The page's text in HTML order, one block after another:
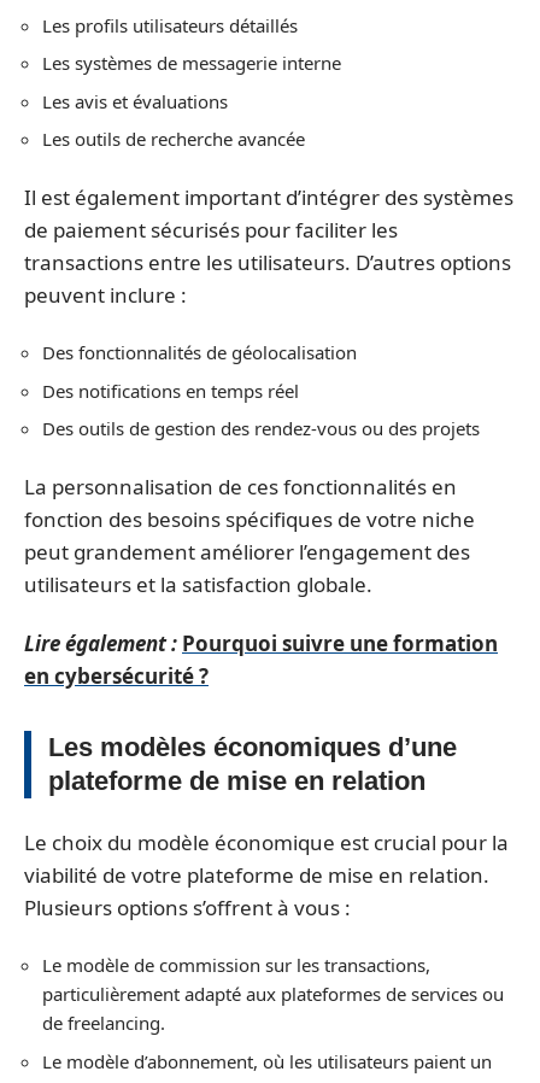
Les profils utilisateurs détaillés
Les systèmes de messagerie interne
Les avis et évaluations
Les outils de recherche avancée
Il est également important d’intégrer des systèmes
de paiement sécurisés pour faciliter les
transactions entre les utilisateurs. D’autres options
peuvent inclure :
Des fonctionnalités de géolocalisation
Des notifications en temps réel
Des outils de gestion des rendez-vous ou des projets
La personnalisation de ces fonctionnalités en
fonction des besoins spécifiques de votre niche
peut grandement améliorer l’engagement des
utilisateurs et la satisfaction globale.
Lire également : Pourquoi suivre une formation
en cybersécurité ?
Les modèles économiques d’une
plateforme de mise en relation
Le choix du modèle économique est crucial pour la
viabilité de votre plateforme de mise en relation.
Plusieurs options s’offrent à vous :
Le modèle de commission sur les transactions,
particulièrement adapté aux plateformes de services ou
de freelancing.
Le modèle d’abonnement, où les utilisateurs paient un